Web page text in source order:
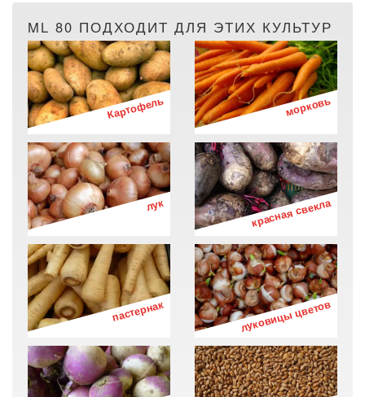
ML 80 ПОДХОДИТ ДЛЯ ЭТИХ КУЛЬТУР
Картофель морковь
лук красная свекла
пастернак луковицы цветов